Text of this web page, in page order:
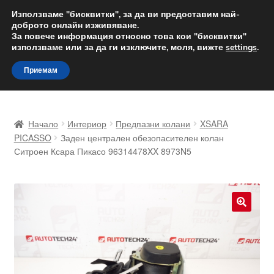
ДОСТАВКА от 12 лв.
Доставка по целия свят
Skip
to
navigation
Skip
to
content
Доставка по целия свят
Начало Интериор Предпазни колани
XSARA
PICASSO
Заден централен обезопасителен колан
Ситроен Ксара Пикасо 96314478XX 8973N5
Използваме "бисквитки", за да ви предоставим най-
доброто онлайн изживяване.
За повече информация относно това кои "бисквитки"
използваме или за да ги изключите, моля, вижте settings.
Приемам